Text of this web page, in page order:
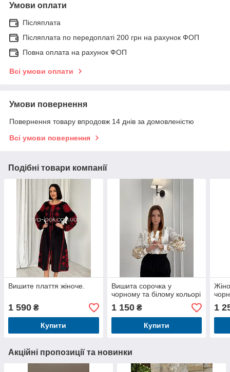
Умови оплати
Післяплата
Післяплата по передоплаті 200 грн на рахунок ФОП
Повна оплата на рахунок ФОП
Всі умови оплати
Умови повернення
Повернення товару впродовж 14 днів за домовленістю
Всі умови повернення
Подібні товари компанії
Вишите плаття жіноче.
1 590 ₴
Купити
Вишита сорочка у
чорному та білому кольорі
1 150₴
Купити
1
Акційні пропозиції та новинки